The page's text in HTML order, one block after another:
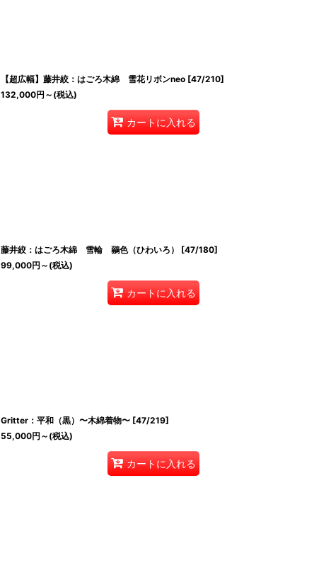
【超広幅】藤井絞：はごろ木綿 雪花リボンneo [47/210]
132,000円 ～ (税込)
カートに入れる
藤井絞：はごろ木綿 雪輪 鶸色（ひわいろ） [47/180]
99,000円 ～ (税込)
カートに入れる
Gritter：平和（黒）〜木綿着物〜 [47/219]
55,000円 ～ (税込)
カートに入れる